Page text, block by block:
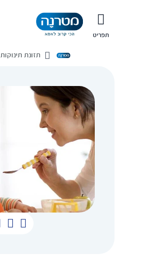
תפריט
בית
תזונת תינוקות